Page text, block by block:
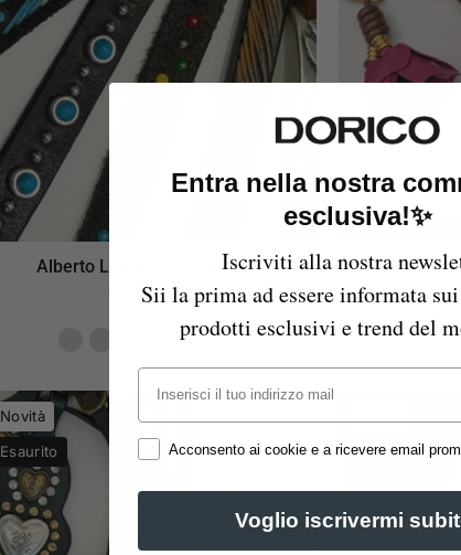
Alberto Luti BRACCIALI TEX
€45,00 EUR
Chiarini
Campomaggi
TRIPLO
CUORE
Novità
Esaurito
Esaurito
Entra nella nostra
esclusiva!✨
Iscriviti alla nostra
Sii la prima ad essere informata
prodotti esclusivi e trend del
Email
Acconsento ai cookie e a ricevere email
Voglio iscrivermi